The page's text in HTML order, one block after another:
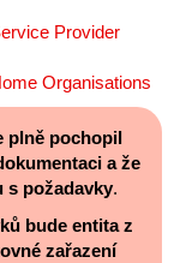
Provider
Organisations
plně pochopil
a že
s požadavky.
bude entita z
zařazení